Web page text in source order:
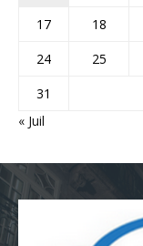
17
18
24
25
31
« Juil